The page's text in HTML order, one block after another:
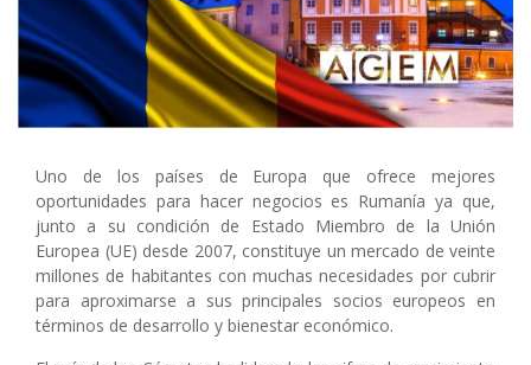
Uno de los países de Europa que ofrece mejores
oportunidades para hacer negocios es Rumanía ya que,
junto a su condición de Estado Miembro de la Unión
Europea (UE) desde 2007, constituye un mercado de veinte
millones de habitantes con muchas necesidades por cubrir
para aproximarse a sus principales socios europeos en
términos de desarrollo y bienestar económico.